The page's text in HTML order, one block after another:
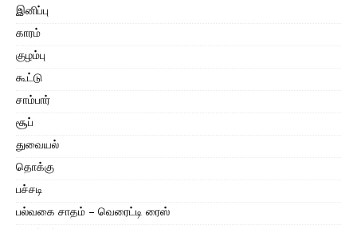
இனிப்பு
காரம்
குழம்பு
கூட்டு
சாம்பார்
சூப்
துவையல்
தொக்கு
பச்சடி
பல்வகை சாதம் – வெரைட்டி ரைஸ்